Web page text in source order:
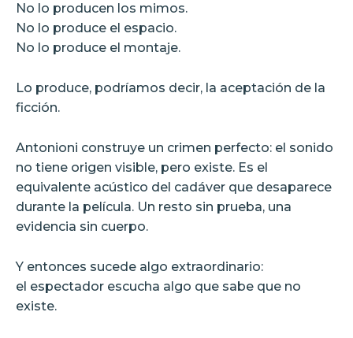
No lo producen los mimos.
No lo produce el espacio.
No lo produce el montaje.
Lo produce, podríamos decir, la aceptación de la
ficción.
Antonioni construye un crimen perfecto: el sonido
no tiene origen visible, pero existe. Es el
equivalente acústico del cadáver que desaparece
durante la película. Un resto sin prueba, una
evidencia sin cuerpo.
Y entonces sucede algo extraordinario:
el espectador escucha algo que sabe que no
existe.